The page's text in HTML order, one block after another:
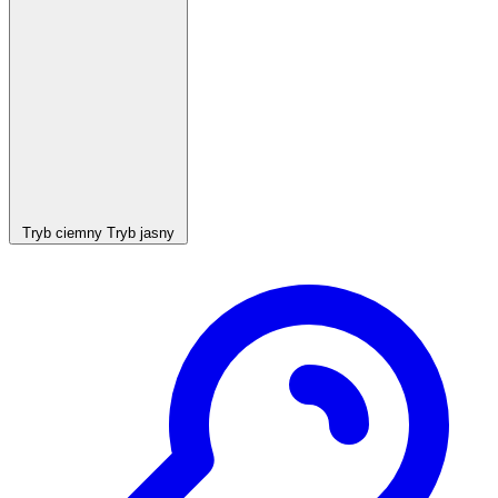
Tryb ciemny Tryb jasny